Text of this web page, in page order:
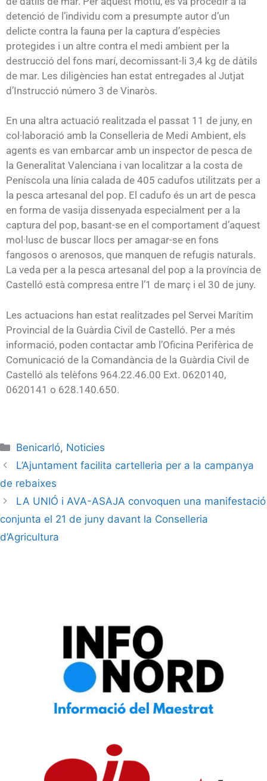
detenció de l’individu com a presumpte autor d’un
delicte contra la fauna per la captura d’espècies
protegides i un altre contra el medi ambient per la
destrucció del fons marí, decomissant-li 3,4 kg de dàtils
de mar. Les diligències han estat entregades al Jutjat
d’Instrucció número 3 de Vinaròs.
En una altra actuació realitzada el passat 11 de juny, en
col·laboració amb la Conselleria de Medi Ambient, els
agents es van embarcar amb un inspector de pesca de
la Generalitat Valenciana i van localitzar a la costa de
Peníscola una línia calada de 405 cadufos utilitzats per a
la pesca artesanal del pop. El cadufo és un art de pesca
en forma de vasija dissenyada especialment per a la
captura del pop, basant-se en el comportament d’aquest
mol·lusc de buscar llocs per amagar-se en fons
fangosos o arenosos, que manquen de refugis naturals.
La veda per a la pesca artesanal del pop a la província de
Castelló està compresa entre l’1 de març i el 30 de juny.
Les actuacions han estat realitzades pel Servei Marítim
Provincial de la Guàrdia Civil de Castelló. Per a més
informació, poden contactar amb l’Oficina Perifèrica de
Comunicació de la Comandància de la Guàrdia Civil de
Castelló als telèfons 964.22.46.00 Ext. 0620140,
0620141 o 628.140.650.
Benicarló, Noticies
L’Ajuntament facilita cartelleria per a la campanya
de rebaixes
LA UNIÓ i AVA-ASAJA convoquen una manifestació
conjunta el 21 de juny davant la Conselleria
d’Agricultura